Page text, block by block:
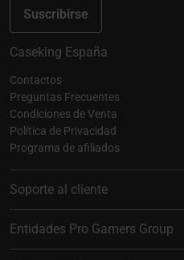
Suscribirse
Caseking España
Contactos
Preguntas Frecuentes
Condiciones de Venta
Política de Privacidad
Programa de afiliados
Soporte al cliente
Entidades Pro Gamers Group